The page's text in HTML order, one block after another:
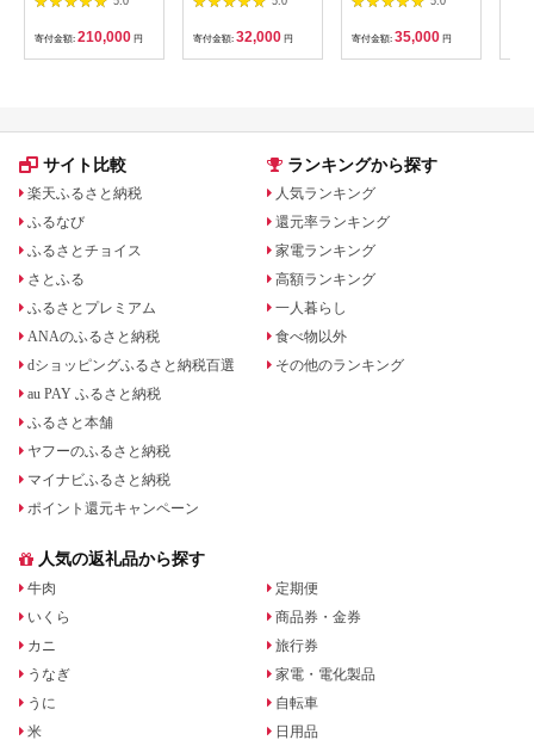
寄付金額: 210,000 円 寄付金額: 32,000 円
SIMロックあり）| 中
古スマホ | 035-03
寄付金額: 35,000 円
サイト比較
楽天ふるさと納税
ふるなび
ふるさとチョイス
さとふる
ふるさとプレミアム
ANAのふるさと納税
dショッピングふるさと納税百選
au PAY ふるさと納税
ふるさと本舗
ヤフーのふるさと納税
マイナビふるさと納税
ポイント還元キャンペーン
ランキングから探す
人気ランキング
還元率ランキング
家電ランキング
高額ランキング
一人暮らし
食べ物以外
その他のランキング
人気の返礼品から探す
牛肉
いくら
カニ
うなぎ
うに
米
定期便
商品券・金券
旅行券
家電・電化製品
自転車
日用品